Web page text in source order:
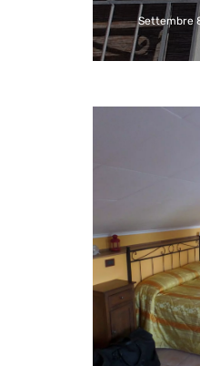
Settembre